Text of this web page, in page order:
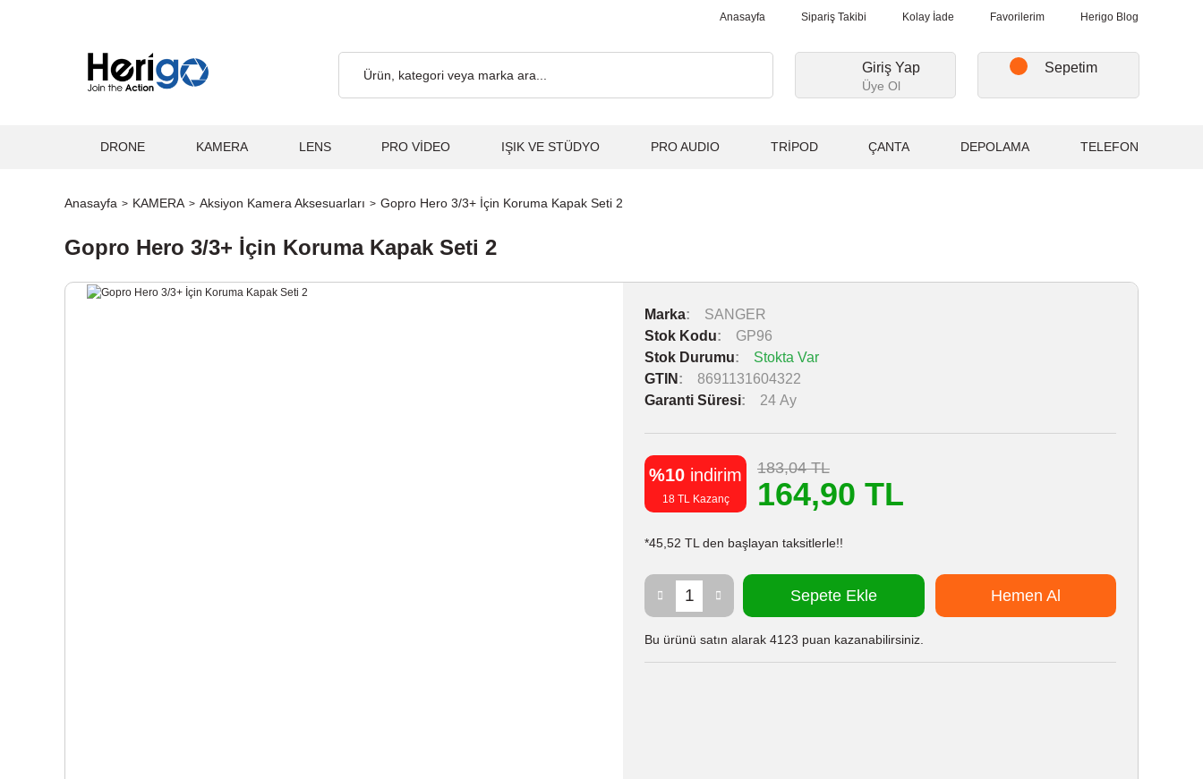
Anasayfa Sipariş Takibi Kolay İade Favorilerim Herigo Blog
Giriş Yap
Üye Ol
Sepetim
DRONE KAMERA LENS PRO VİDEO IŞIK VE STÜDYO PRO AUDIO TRİPOD ÇANTA DEPOLAMA TELEFON
Anasayfa KAMERA Aksiyon Kamera Aksesuarları Gopro Hero 3/3+ İçin Koruma Kapak Seti 2
Gopro Hero 3/3+ İçin Koruma Kapak Seti 2
Marka
SANGER
Stok Kodu
GP96
Stok Durumu
Stokta Var
GTIN
8691131604322
Garanti Süresi
24 Ay
%10 indirim
18 TL Kazanç
183,04 TL
164,90 TL
*45,52 TL den başlayan taksitlerle!!
Sepete Ekle Hemen Al
Bu ürünü satın alarak 4123 puan kazanabilirsiniz.
Ücretsiz... 2.000₺ ve Üzeri Alışverişlerde, Kargo Ücretsiz... 2.000₺ ve Üzeri Alışverişlerde, Kargo Ücretsiz... 2.000₺ ve Üzeri Alışverişlerde, Kargo Ücretsiz...2.000₺ ve Üzeri Alışverişlerde,